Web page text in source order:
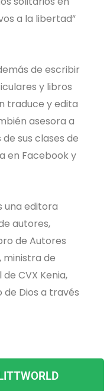
a la libertad”
de escribir
y libros
traduce y edita
asesora a
sus clases de
en Facebook y
una editora
autores,
de Autores
ministra de
CVX Kenia,
Dios a través